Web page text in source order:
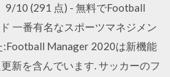
9/10 (291 点) - 無料でFootball
一番有名なスポーツマネジメン
:Football Manager 2020は新機能
新を含んでいます. サッカーのフ